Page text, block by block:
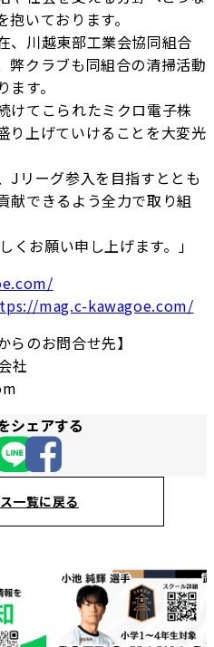
いております。
、川越東部工業会協同組合
弊クラブも同組合の清掃活動
す。
けてこられたミクロ電子株
り上げていけることを大変光
Jリーグ参入を目指すととも
献できるよう全力で取り組
くお願い申し上げます。」
mag.c-kawagoe.com/
らのお問合せ先】
社
シェアする
一覧に戻る